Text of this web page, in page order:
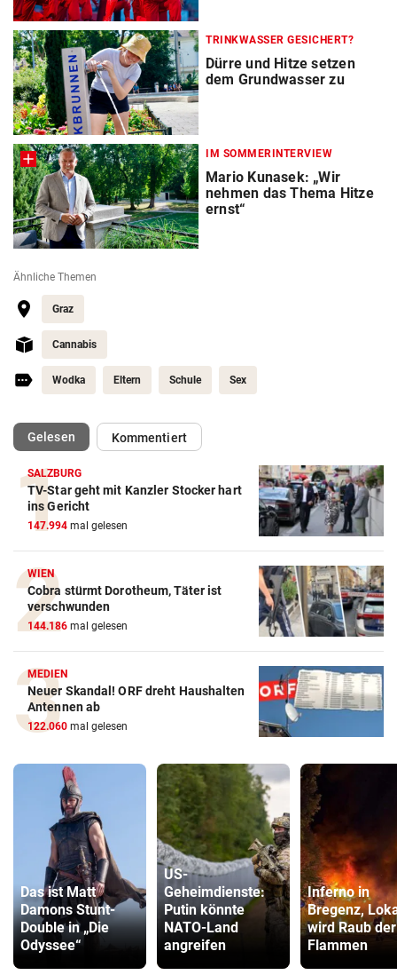
TRINKWASSER GESICHERT?
Dürre und Hitze setzen
dem Grundwasser zu
IM SOMMERINTERVIEW
Mario Kunasek: „Wir
nehmen das Thema Hitze
ernst“
Ähnliche Themen
Graz
Cannabis
Wodka Eltern Schule Sex
Gelesen(ausgewählt)Kommentiert
SALZBURG
TV-Star geht mit Kanzler Stocker hart
ins Gericht
147.994 mal gelesen
WIEN
Cobra stürmt Dorotheum, Täter ist
verschwunden
144.186 mal gelesen
MEDIEN
Neuer Skandal! ORF dreht Haushalten
Antennen ab
122.060 mal gelesen
Das ist Matt
Damons Stunt-
Double in „Die
Odyssee“
US-
Geheimdienste:
Putin könnte
NATO-Land
angreifen
Inferno in
Bregenz,
wird Raub der
Flammen